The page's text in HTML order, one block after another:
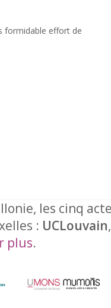
formidable effort de
les cinq
: UCLouvain,
plus.